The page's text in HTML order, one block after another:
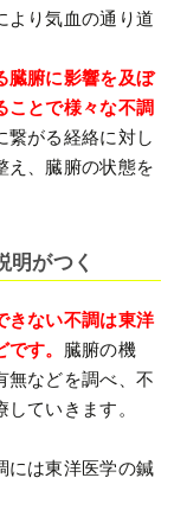
より気血の通り道
臓腑に影響を及ぼ
ことで様々な不調
繋がる経絡に対し
え、臓腑の状態を
明がつく
きない不調は東洋
す。 臓腑の機
無などを調べ、不
ていきます。
には東洋医学の鍼